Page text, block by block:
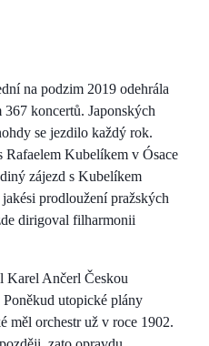
na podzim 2019 odehrála
koncertů. Japonských
se jezdilo každý rok.
Rafaelem Kubelíkem v Ósace
zájezd s Kubelíkem
prodloužení pražských
dirigoval filharmonii
Karel Ančerl Českou
utopické plány
měl orchestr už v roce 1902.